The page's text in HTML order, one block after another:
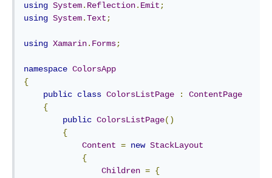
using System. Reflection. Emit;
using System.Text;
using Xamarin. Forms;
namespace ColorsApp
{
public class ColorsListPage :
ContentPage
{
public ColorsListPage()
{
Content = new StackLayout
{
Children = {